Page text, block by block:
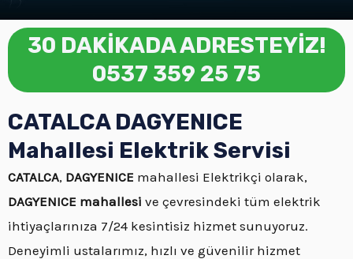
30 DAKİKADA ADRESTEYİZ!
0537 359 25 75
CATALCA DAGYENICE
Mahallesi Elektrik Servisi
CATALCA, DAGYENICE mahallesi Elektrikçi olarak,
DAGYENICE mahallesi ve çevresindeki tüm elektrik
ihtiyaçlarınıza 7/24 kesintisiz hizmet sunuyoruz.
Deneyimli ustalarımız, hızlı ve güvenilir hizmet